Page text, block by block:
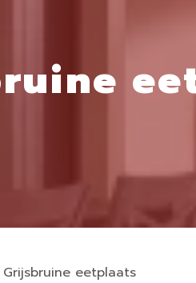
Grijsbruine eetplaats